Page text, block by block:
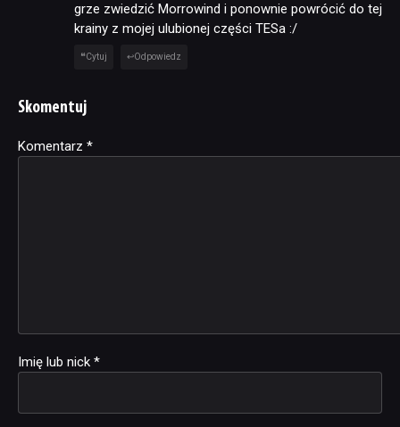
grze zwiedzić Morrowind i ponownie powrócić do tej
krainy z mojej ulubionej części TESa :/
Cytuj Odpowiedz
Skomentuj
Komentarz *
Imię lub nick *
Alternative: